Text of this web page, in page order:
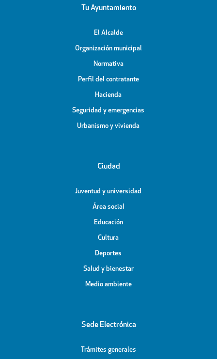
Tu Ayuntamiento
El Alcalde
Organización municipal
Normativa
Perfil del contratante
Hacienda
Seguridad y emergencias
Urbanismo y vivienda
Ciudad
Juventud y universidad
Área social
Educación
Cultura
Deportes
Salud y bienestar
Medio ambiente
Sede Electrónica
Trámites generales